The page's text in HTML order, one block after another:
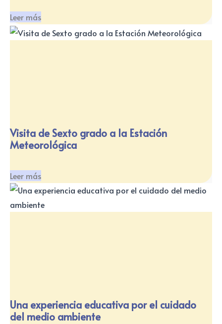
Leer más
Visita de Sexto grado a la Estación
Meteorológica
Leer más
Una experiencia educativa por el cuidado
del medio ambiente